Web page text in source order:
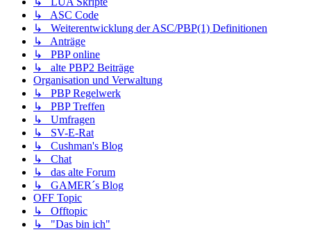
↳ ASC Code
↳ Weiterentwicklung der ASC/PBP(1) Definitionen
↳ Anträge
↳ PBP online
↳ alte PBP2 Beiträge
Organisation und Verwaltung
↳ PBP Regelwerk
↳ PBP Treffen
↳ Umfragen
↳ SV-E-Rat
↳ Cushman's Blog
↳ Chat
↳ das alte Forum
↳ GAMER´s Blog
OFF Topic
↳ Offtopic
↳ "Das bin ich"